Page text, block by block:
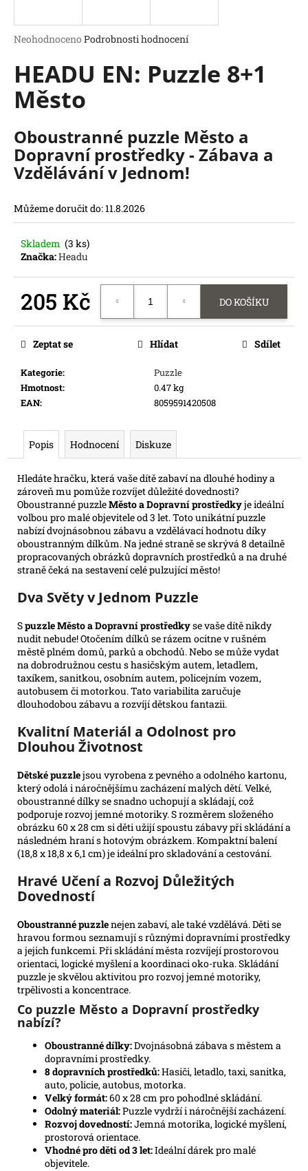
Průměrné
produktu
je
0,0
hvězdiček.
Neohodnoceno Podrobnosti hodnocení
HEADU EN: Puzzle 8+1
Město
Oboustranné puzzle Město a
Dopravní prostředky - Zábava a
Vzdělávání v Jednom!
Můžeme doručit do:11.8.2026
Skladem (3 ks)
Značka:Headu
205 Kč DO KOŠÍKU
Kategorie:
Puzzle
Hmotnost:
0.47 kg
EAN: 8059591420508
Zeptat se Hlídat Sdílet
Popis Hodnocení Diskuze
Hledáte hračku, která vaše dítě zabaví na dlouhé hodiny a
zároveň mu pomůže rozvíjet důležité dovednosti?
Oboustranné puzzleMěsto a Dopravní prostředkyje ideální
volbou pro malé objevitele od 3 let. Toto unikátní puzzle
nabízí dvojnásobnou zábavu a vzdělávací hodnotu díky
oboustranným dílkům. Na jedné straně se skrývá 8 detailně
propracovaných obrázků dopravních prostředků a na druhé
straně čeká na sestavení celé pulzující město!
Dva Světy v Jednom Puzzle
Spuzzle Město a Dopravní prostředkyse vaše dítě nikdy
nudit nebude! Otočením dílků se rázem ocitne v rušném
městě plném domů, parků a obchodů. Nebo se může vydat
na dobrodružnou cestu s hasičským autem, letadlem,
taxíkem, sanitkou, osobním autem, policejním vozem,
autobusem či motorkou. Tato variabilita zaručuje
dlouhodobou zábavu a rozvíjí dětskou fantazii.
Kvalitní Materiál a Odolnost pro
Dlouhou Životnost
Dětské puzzlejsou vyrobena z pevného a odolného kartonu,
který odolá i náročnějšímu zacházení malých dětí. Velké,
oboustranné dílky se snadno uchopují a skládají, což
podporuje rozvoj jemné motoriky. S rozměrem složeného
obrázku 60 x 28 cm si děti užijí spoustu zábavy při skládání a
následném hraní s hotovým obrázkem. Kompaktní balení
(18,8 x 18,8 x 6,1 cm) je ideální pro skladování a cestování.
Hravé Učení a Rozvoj Důležitých
Dovedností
Oboustranné puzzlenejen zabaví, ale také vzdělává. Děti se
hravou formou seznamují s různými dopravními prostředky
a jejich funkcemi. Při skládání města rozvíjejí prostorovou
orientaci, logické myšlení a koordinaci oko-ruka. Skládání
puzzle je skvělou aktivitou pro rozvoj jemné motoriky,
trpělivosti a koncentrace.
Co puzzle Město a Dopravní prostředky
nabízí?
Oboustranné dílky:Dvojnásobná zábava s městem a
dopravními prostředky.
8 dopravních prostředků:Hasiči, letadlo, taxi, sanitka,
auto, policie, autobus, motorka.
Velký formát:60 x 28 cm pro pohodlné skládání.
Odolný materiál:Puzzle vydrží i náročnější zacházení.
Rozvoj dovedností:Jemná motorika, logické myšlení,
prostorová orientace.
Vhodné pro děti od 3 let:Ideální dárek pro malé
objevitele.
j
t
?
HLEDAT
D
p
o
u
č
e
TOPPS
CHROME
2026
068
Kč